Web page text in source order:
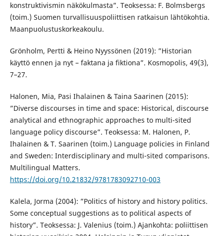
konstruktivismin näkökulmasta”. Teoksessa: F. Bolmsbergs
(toim.) Suomen turvallisuuspoliittisen ratkaisun lähtökohtia.
Maanpuolustuskorkeakoulu.
Grönholm, Pertti & Heino Nyyssönen (2019): ”Historian
käyttö ennen ja nyt – faktana ja fiktiona”. Kosmopolis, 49(3),
7–27.
Halonen, Mia, Pasi Ihalainen & Taina Saarinen (2015):
”Diverse discourses in time and space: Historical, discourse
analytical and ethnographic approaches to multi-sited
language policy discourse”. Teoksessa: M. Halonen, P.
Ihalainen & T. Saarinen (toim.) Language policies in Finland
and Sweden: Interdisciplinary and multi-sited comparisons.
Multilingual Matters.
https://doi.org/10.21832/9781783092710-003
Kalela, Jorma (2004): ”Politics of history and history politics.
Some conceptual suggestions as to political aspects of
history”. Teoksessa: J. Valenius (toim.) Ajankohta: poliittisen